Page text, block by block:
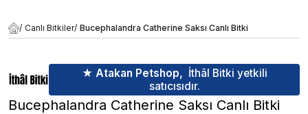
/ Canlı Bitkiler/ Bucephalandra Catherine Saksı Canlı Bitki
★ Atakan Petshop, İthâl Bitki yetkili
satıcısıdır.
Bucephalandra Catherine Saksı Canlı Bitki